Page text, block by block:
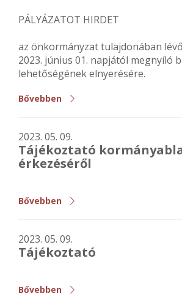
PÁLYÁZATOT HIRDET
az önkormányzat tulajdonában
2023. június 01. napjától megnyíló
lehetőségének elnyerésére.
Bővebben
2023. 05. 09.
Tájékoztató
érkezéséről
Bővebben
2023. 05. 09.
Tájékoztató
Bővebben